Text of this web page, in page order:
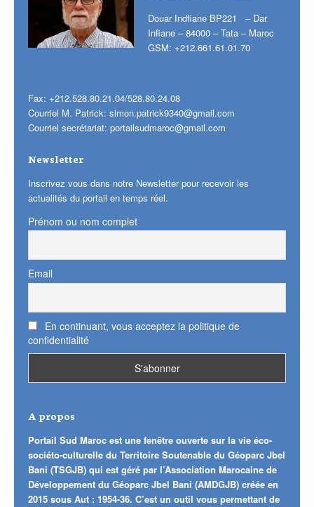
Douar Indfiane BP221 – Dar
Infiane – 84000 – Tata – Maroc
GSM: +212.661.61.01.70
Fax: +212.528.80.21.04/528.80.24.08
Courriel M. Patrick: simon.patrick9340@gmail.com
Courriel secrétariat: portailsudmaroc@gmail.com
Newsletter
Inscrivez vous dans notre Newsletter pour recevoir les
actualités du portail en temps réel.
Prénom ou nom complet
Email
En continuant, vous acceptez la politique de
confidentialité
A propos
Portail Sud Maroc est une fenêtre ouverte sur la vie éco-
sociéto-culturelle du Territoire Soutenable du Géoparc Jbel
Bani (TSGJB) qui est géré par l’Association Marocaine de
Développement du Géoparc Jbel Bani (AMDGJB) créée en
2015 sous Aut : 1954-36. C’est un outil vous permettant de